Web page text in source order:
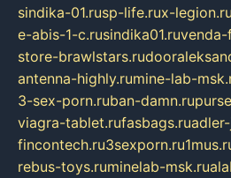
sindika-01.rusp-life.rux-legion.ru
e-abis-1-c.rusindika01.ruvenda-
store-brawlstars.ru
antenna-highly.rumine-lab-
3-sex-porn.ruban-damn.ru
viagra-tablet.rufasbags.ru
fincontech.ru3sexporn.ru
rebus-toys.ruminelab-msk.ru